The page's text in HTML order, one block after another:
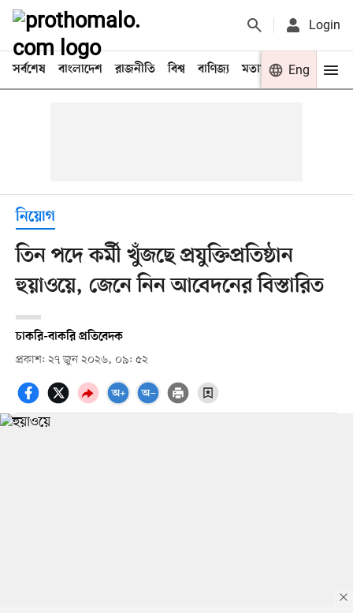
Login
সর্বশেষ বাংলাদেশ রাজনীতি বিশ্ব বাণিজ্য মতামত খেলা
Eng
নিয়োগ
তিন পদে কর্মী খুঁজছে প্রযুক্তিপ্রতিষ্ঠান
হুয়াওয়ে, জেনে নিন আবেদনের বিস্তারিত
চাকরি-বাকরি প্রতিবেদক
প্রকাশ: ২৭ জুন ২০২৬, ০৯: ৫২